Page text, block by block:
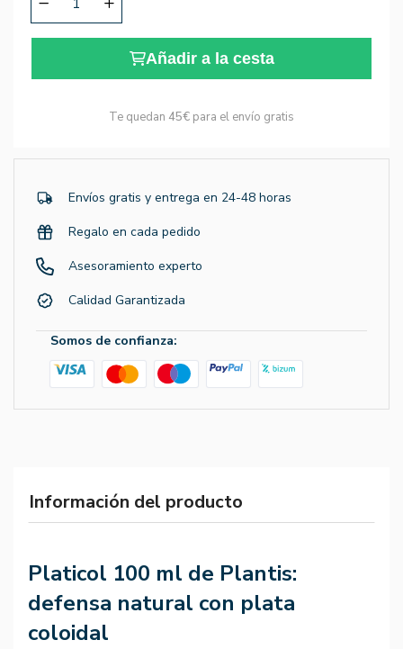
Añadir a la cesta
Te quedan 45€ para el envío gratis
Envíos gratis y entrega en 24-48 horas
Regalo en cada pedido
Asesoramiento experto
Calidad Garantizada
Somos de confianza:
Información del producto
Platicol 100 ml de Plantis:
defensa natural con plata
coloidal